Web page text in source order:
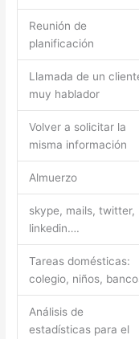
Reunión de
planificación
Llamada de un
muy hablador
Volver a solicitar la
misma información
Almuerzo
skype, mails, twitter,
linkedin….
Tareas domésticas:
colegio, niños,
Análisis de
estadísticas para el